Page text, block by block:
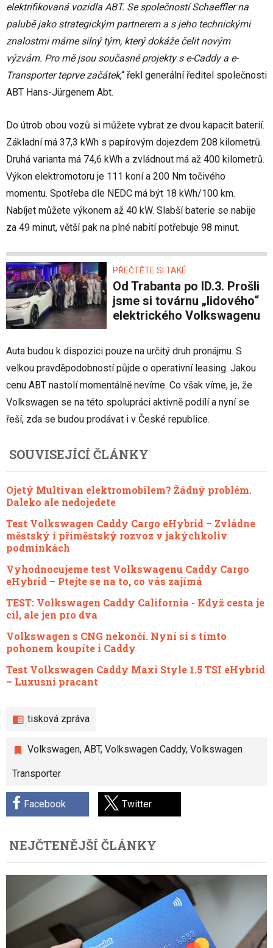
elektrifikovaná vozidla ABT. Se společností Schaeffler na
palubě jako strategickým partnerem a s jeho technickými
znalostmi máme silný tým, který dokáže čelit novým
výzvám. Pro mě jsou současné projekty s e-Caddy a e-
Transporter teprve začátek,“ řekl generální ředitel společnosti
ABT Hans-Jürgenem Abt.
Do útrob obou vozů si můžete vybrat ze dvou kapacit baterií.
Základní má 37,3 kWh s papírovým dojezdem 208 kilometrů.
Druhá varianta má 74,6 kWh a zvládnout má až 400 kilometrů.
Výkon elektromotoru je 111 koní a 200 Nm točivého
momentu. Spotřeba dle NEDC má být 18 kWh/100 km.
Nabíjet můžete výkonem až 40 kW. Slabší baterie se nabije
za 49 minut, větší pak na plné nabití potřebuje 98 minut.
PŘEČTĚTE SI TAKÉ
Od Trabanta po ID.3. Prošli
jsme si továrnu „lidového“
elektrického Volkswagenu
Auta budou k dispozici pouze na určitý druh pronájmu. S
velkou pravděpodobností půjde o operativní leasing. Jakou
cenu ABT nastolí momentálně nevíme. Co však víme, je, že
Volkswagen se na této spolupráci aktivně podílí a nyní se
řeší, zda se budou prodávat i v České republice.
tisková zpráva
Volkswagen, ABT, Volkswagen Caddy, Volkswagen
Transporter
Facebook Twitter
SOUVISEJÍCÍ ČLÁNKY
Ojetý Multivan elektromobilem? Žádný problém.
Daleko ale nedojedete
Test Volkswagen Caddy Cargo eHybrid – Zvládne
městský i příměstský rozvoz v jakýchkoliv
podmínkách
Vyhodnocujeme test Volkswagenu Caddy Cargo
eHybrid – Ptejte se na to, co vás zajímá
TEST: Volkswagen Caddy California - Když cesta je
cíl, ale jen pro dva
Volkswagen s CNG nekončí. Nyní si s tímto
pohonem koupíte i Caddy
Test Volkswagen Caddy Maxi Style 1.5 TSI eHybrid
– Luxusní pracant
NEJČTENĚJŠÍ ČLÁNKY